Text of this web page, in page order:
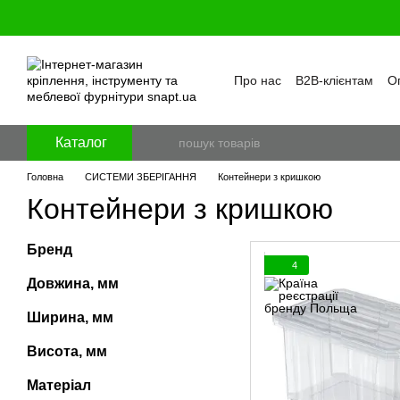
Про нас B2B-клієнтам
Каталог
Головна СИСТЕМИ ЗБЕРІГАННЯ Контейнери з кришкою
Контейнери з кришкою
4
Бренд
Довжина, мм
Ширина, мм
Висота, мм
Матеріал